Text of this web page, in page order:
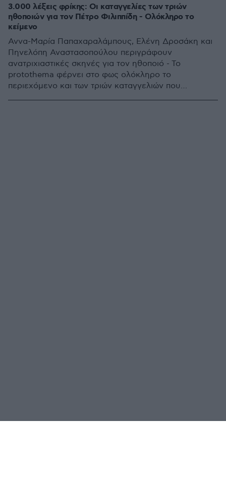
3.000 λέξεις φρίκης: Οι καταγγελίες των τριών
ηθοποιών για τον Πέτρο Φιλιππίδη - Ολόκληρο το
κείμενο
Αννα-Μαρία Παπαχαραλάμπους, Ελένη ∆ροσάκη και
Πηνελόπη Αναστασοπούλου περιγράφουν
ανατριχιαστικές σκηνές για τον ηθοποιό - Το
protothema φέρνει στο φως ολόκληρο το
περιεχόμενο και των τριών καταγγελιών που